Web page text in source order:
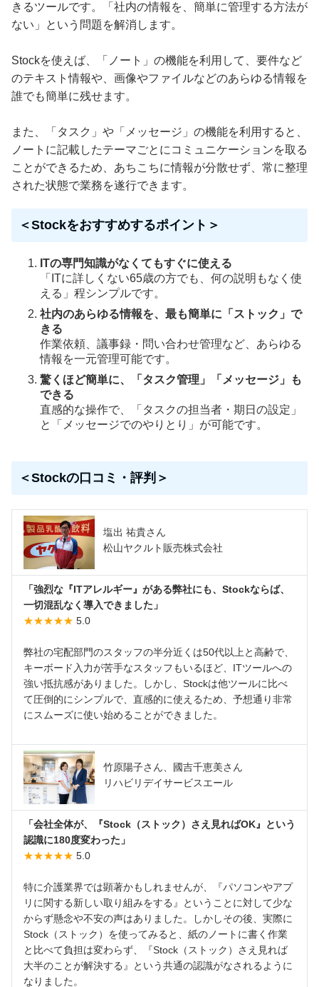
きるツールです。「社内の情報を、簡単に管理する方法が
ない」という問題を解消します。
Stockを使えば、「ノート」の機能を利用して、要件など
のテキスト情報や、画像やファイルなどのあらゆる情報を
誰でも簡単に残せます。
また、「タスク」や「メッセージ」の機能を利用すると、
ノートに記載したテーマごとにコミュニケーションを取る
ことができるため、あちこちに情報が分散せず、常に整理
された状態で業務を遂行できます。
＜Stockをおすすめするポイント＞
ITの専門知識がなくてもすぐに使える
「ITに詳しくない65歳の方でも、何の説明もなく使
える」程シンプルです。
社内のあらゆる情報を、最も簡単に「ストック」で
きる
作業依頼、議事録・問い合わせ管理など、あらゆる
情報を一元管理可能です。
驚くほど簡単に、「タスク管理」「メッセージ」も
できる
直感的な操作で、「タスクの担当者・期日の設定」
と「メッセージでのやりとり」が可能です。
＜Stockの口コミ・評判＞
塩出 祐貴さん
松山ヤクルト販売株式会社
「強烈な『ITアレルギー』がある弊社にも、Stockならば、
一切混乱なく導入できました」
★★★★★ 5.0
弊社の宅配部門のスタッフの半分近くは50代以上と高齢で、
キーボード入力が苦手なスタッフもいるほど、ITツールへの
強い抵抗感がありました。しかし、Stockは他ツールに比べ
て圧倒的にシンプルで、直感的に使えるため、予想通り非常
にスムーズに使い始めることができました。
竹原陽子さん、國吉千恵美さん
リハビリデイサービスエール
「会社全体が、『Stock（ストック）さえ見ればOK』という
認識に180度変わった」
★★★★★ 5.0
特に介護業界では顕著かもしれませんが、『パソコンやアプ
リに関する新しい取り組みをする』ということに対して少な
からず懸念や不安の声はありました。しかしその後、実際に
Stock（ストック）を使ってみると、紙のノートに書く作業
と比べて負担は変わらず、『Stock（ストック）さえ見れば
大半のことが解決する』という共通の認識がなされるように
なりました。